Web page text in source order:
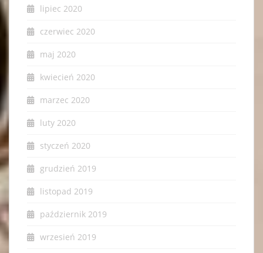
lipiec 2020
czerwiec 2020
maj 2020
kwiecień 2020
marzec 2020
luty 2020
styczeń 2020
grudzień 2019
listopad 2019
październik 2019
wrzesień 2019